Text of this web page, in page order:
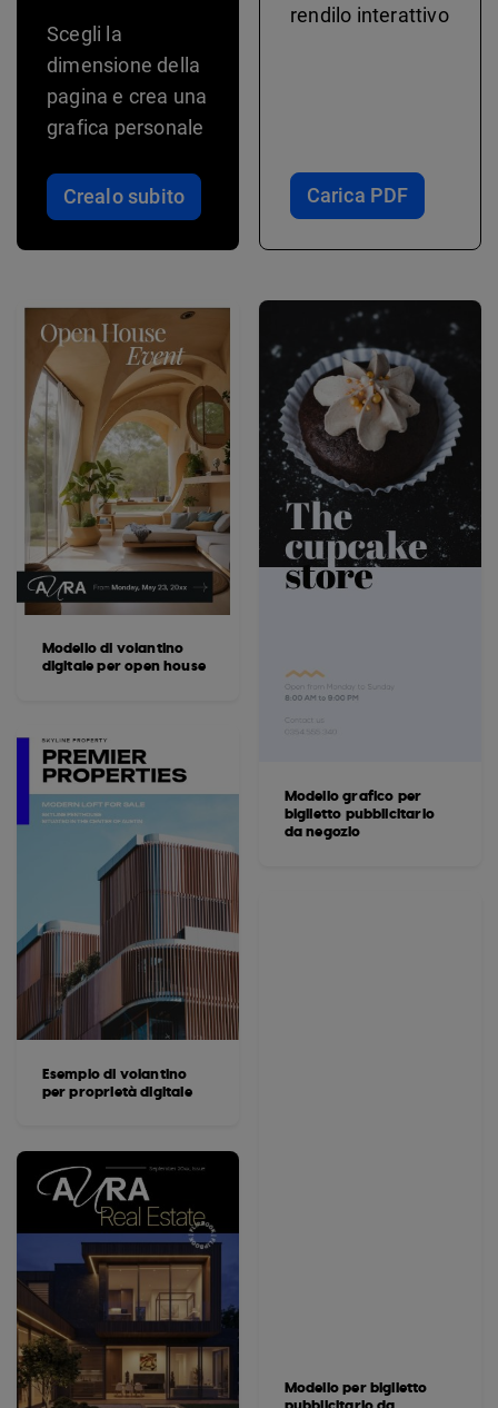
Scegli la
dimensione della
pagina e crea una
grafica personale
Crealo subito
rendilo interattivo
Carica PDF
Modello di volantino
digitale per open house
Esempio di volantino
per proprietà digitale
Modello grafico per
biglietto pubblicitario
da negozio
Modello per biglietto